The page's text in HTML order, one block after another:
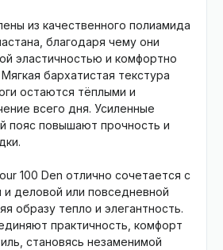
из качественного полиамида
благодаря чему они
эластичностью и комфортно
бархатистая текстура
остаются тёплыми и
всего дня. Усиленные
пояс повышают прочность и
100 Den отлично сочетается с
деловой или повседневной
образу тепло и элегантность.
практичность, комфорт
становясь незаменимой